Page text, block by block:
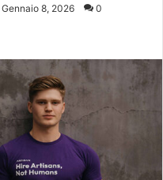
Gennaio 8, 2026 0